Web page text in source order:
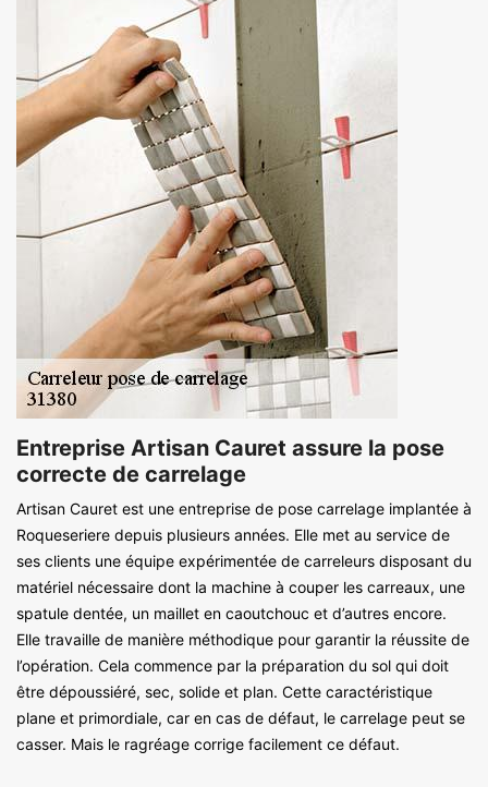
Entreprise Artisan Cauret assure la pose
correcte de carrelage
Artisan Cauret est une entreprise de pose carrelage implantée à
Roqueseriere depuis plusieurs années. Elle met au service de
ses clients une équipe expérimentée de carreleurs disposant du
matériel nécessaire dont la machine à couper les carreaux, une
spatule dentée, un maillet en caoutchouc et d’autres encore.
Elle travaille de manière méthodique pour garantir la réussite de
l’opération. Cela commence par la préparation du sol qui doit
être dépoussiéré, sec, solide et plan. Cette caractéristique
plane et primordiale, car en cas de défaut, le carrelage peut se
casser. Mais le ragréage corrige facilement ce défaut.